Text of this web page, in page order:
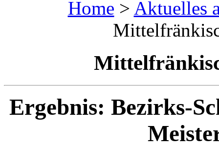
Home > Aktuelles
Ergebnis: Bezirks-